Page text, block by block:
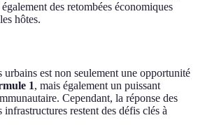
des retombées économiques
hôtes.
est non seulement une opportunité
1, mais également un puissant
Cependant, la réponse des
infrastructures restent des défis clés à